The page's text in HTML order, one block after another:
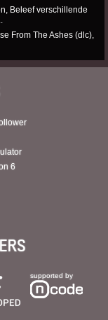
Beleef verschillende
From The Ashes (dlc),
6
supported by